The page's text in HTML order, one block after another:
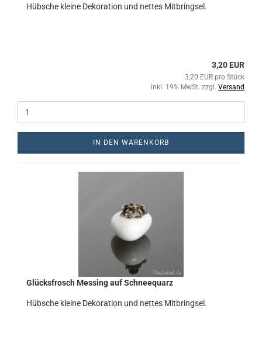
Hübsche kleine Dekoration und nettes Mitbringsel.
3,20 EUR
3,20 EUR pro Stück
inkl. 19% MwSt. zzgl. Versand
IN DEN WARENKORB
Glücksfrosch Messing auf Schneequarz
Hübsche kleine Dekoration und nettes Mitbringsel.